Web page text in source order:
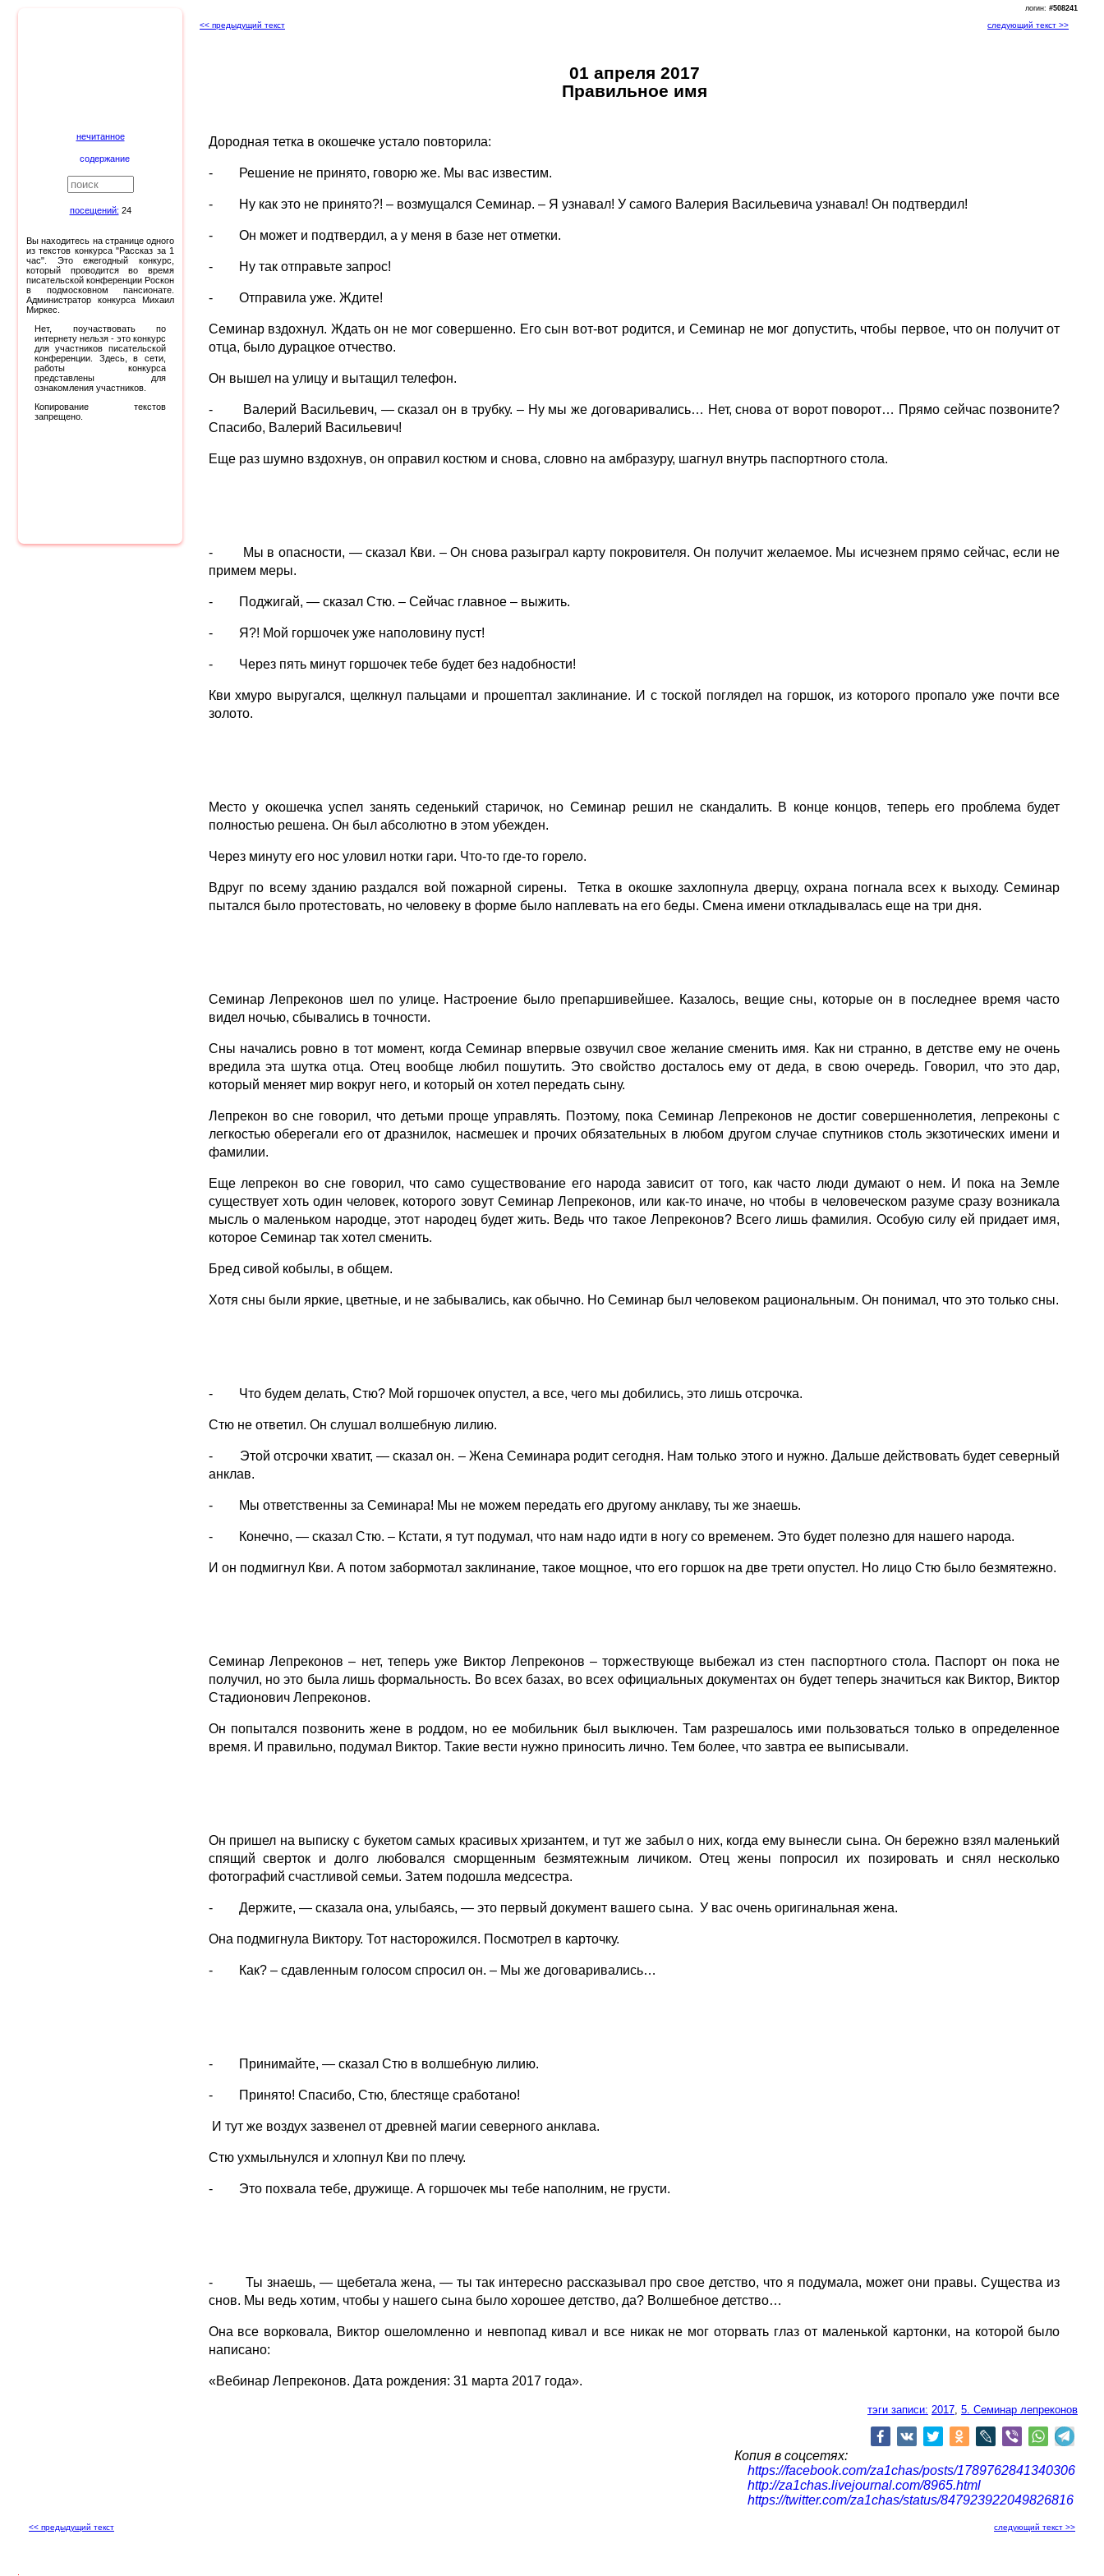
логин: #508241
нечитанное
содержание
посещений: 24
Вы находитесь на странице одного
из текстов конкурса "Рассказ за 1
час". Это ежегодный конкурс,
который проводится во время
писательской конференции Роскон
в подмосковном пансионате.
Администратор конкурса Михаил
Миркес.
Нет, поучаствовать по
интернету нельзя - это конкурс
для участников писательской
конференции. Здесь, в сети,
работы конкурса
представлены для
ознакомления участников.
Копирование текстов
запрещено.
<< предыдущий текст следующий текст >>
01 апреля 2017
Правильное имя
Дородная тетка в окошечке устало повторила:
- Решение не принято, говорю же. Мы вас известим.
- Ну как это не принято?! – возмущался Семинар. – Я узнавал! У самого Валерия Васильевича узнавал! Он подтвердил!
- Он может и подтвердил, а у меня в базе нет отметки.
- Ну так отправьте запрос!
- Отправила уже. Ждите!
Семинар вздохнул. Ждать он не мог совершенно. Его сын вот-вот родится, и Семинар не мог допустить, чтобы первое, что он получит от
отца, было дурацкое отчество.
Он вышел на улицу и вытащил телефон.
- Валерий Васильевич, — сказал он в трубку. – Ну мы же договаривались… Нет, снова от ворот поворот… Прямо сейчас позвоните?
Спасибо, Валерий Васильевич!
Еще раз шумно вздохнув, он оправил костюм и снова, словно на амбразуру, шагнул внутрь паспортного стола.
- Мы в опасности, — сказал Кви. – Он снова разыграл карту покровителя. Он получит желаемое. Мы исчезнем прямо сейчас, если не
примем меры.
- Поджигай, — сказал Стю. – Сейчас главное – выжить.
- Я?! Мой горшочек уже наполовину пуст!
- Через пять минут горшочек тебе будет без надобности!
Кви хмуро выругался, щелкнул пальцами и прошептал заклинание. И с тоской поглядел на горшок, из которого пропало уже почти все
золото.
Место у окошечка успел занять седенький старичок, но Семинар решил не скандалить. В конце концов, теперь его проблема будет
полностью решена. Он был абсолютно в этом убежден.
Через минуту его нос уловил нотки гари. Что-то где-то горело.
Вдруг по всему зданию раздался вой пожарной сирены. Тетка в окошке захлопнула дверцу, охрана погнала всех к выходу. Семинар
пытался было протестовать, но человеку в форме было наплевать на его беды. Смена имени откладывалась еще на три дня.
Семинар Лепреконов шел по улице. Настроение было препаршивейшее. Казалось, вещие сны, которые он в последнее время часто
видел ночью, сбывались в точности.
Сны начались ровно в тот момент, когда Семинар впервые озвучил свое желание сменить имя. Как ни странно, в детстве ему не очень
вредила эта шутка отца. Отец вообще любил пошутить. Это свойство досталось ему от деда, в свою очередь. Говорил, что это дар,
который меняет мир вокруг него, и который он хотел передать сыну.
Лепрекон во сне говорил, что детьми проще управлять. Поэтому, пока Семинар Лепреконов не достиг совершеннолетия, лепреконы с
легкостью оберегали его от дразнилок, насмешек и прочих обязательных в любом другом случае спутников столь экзотических имени и
фамилии.
Еще лепрекон во сне говорил, что само существование его народа зависит от того, как часто люди думают о нем. И пока на Земле
существует хоть один человек, которого зовут Семинар Лепреконов, или как-то иначе, но чтобы в человеческом разуме сразу возникала
мысль о маленьком народце, этот народец будет жить. Ведь что такое Лепреконов? Всего лишь фамилия. Особую силу ей придает имя,
которое Семинар так хотел сменить.
Бред сивой кобылы, в общем.
Хотя сны были яркие, цветные, и не забывались, как обычно. Но Семинар был человеком рациональным. Он понимал, что это только сны.
- Что будем делать, Стю? Мой горшочек опустел, а все, чего мы добились, это лишь отсрочка.
Стю не ответил. Он слушал волшебную лилию.
- Этой отсрочки хватит, — сказал он. – Жена Семинара родит сегодня. Нам только этого и нужно. Дальше действовать будет северный
анклав.
- Мы ответственны за Семинара! Мы не можем передать его другому анклаву, ты же знаешь.
- Конечно, — сказал Стю. – Кстати, я тут подумал, что нам надо идти в ногу со временем. Это будет полезно для нашего народа.
И он подмигнул Кви. А потом забормотал заклинание, такое мощное, что его горшок на две трети опустел. Но лицо Стю было безмятежно.
Семинар Лепреконов – нет, теперь уже Виктор Лепреконов – торжествующе выбежал из стен паспортного стола. Паспорт он пока не
получил, но это была лишь формальность. Во всех базах, во всех официальных документах он будет теперь значиться как Виктор, Виктор
Стадионович Лепреконов.
Он попытался позвонить жене в роддом, но ее мобильник был выключен. Там разрешалось ими пользоваться только в определенное
время. И правильно, подумал Виктор. Такие вести нужно приносить лично. Тем более, что завтра ее выписывали.
Он пришел на выписку с букетом самых красивых хризантем, и тут же забыл о них, когда ему вынесли сына. Он бережно взял маленький
спящий сверток и долго любовался сморщенным безмятежным личиком. Отец жены попросил их позировать и снял несколько
фотографий счастливой семьи. Затем подошла медсестра.
- Держите, — сказала она, улыбаясь, — это первый документ вашего сына. У вас очень оригинальная жена.
Она подмигнула Виктору. Тот насторожился. Посмотрел в карточку.
- Как? – сдавленным голосом спросил он. – Мы же договаривались…
- Принимайте, — сказал Стю в волшебную лилию.
- Принято! Спасибо, Стю, блестяще сработано!
И тут же воздух зазвенел от древней магии северного анклава.
Стю ухмыльнулся и хлопнул Кви по плечу.
- Это похвала тебе, дружище. А горшочек мы тебе наполним, не грусти.
- Ты знаешь, — щебетала жена, — ты так интересно рассказывал про свое детство, что я подумала, может они правы. Существа из
снов. Мы ведь хотим, чтобы у нашего сына было хорошее детство, да? Волшебное детство…
Она все ворковала, Виктор ошеломленно и невпопад кивал и все никак не мог оторвать глаз от маленькой картонки, на которой было
написано:
«Вебинар Лепреконов. Дата рождения: 31 марта 2017 года».
тэги записи: 2017, 5. Семинар лепреконов
Копия в соцсетях:
https://facebook.com/za1chas/posts/1789762841340306
http://za1chas.livejournal.com/8965.html
https://twitter.com/za1chas/status/847923922049826816
<< предыдущий текст следующий текст >>